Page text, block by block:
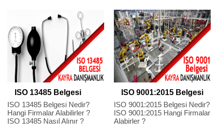
ISO 13485 Belgesi
ISO 13485 Belgesi Nedir?
Hangi Firmalar Alabilirler ?
ISO 13485 Nasıl Alınır ?
ISO 9001:2015 Belgesi
ISO 9001:2015 Belgesi Nedir?
ISO 9001:2015 Hangi Firmalar
Alabirler ?